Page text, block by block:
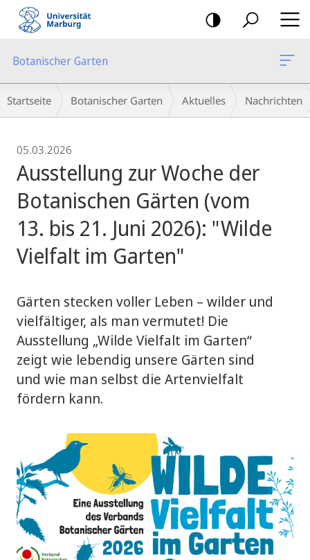
Mobile-
Navigation
Botanischer Garten
Breadcrumb-
Navigation
Startseite Botanischer Garten Aktuelles Nachrichten
05.03.2026
Ausstellung zur Woche der
Botanischen Gärten (vom
13. bis 21. Juni 2026): "Wilde
Vielfalt im Garten"
Gärten stecken voller Leben – wilder und
vielfältiger, als man vermutet! Die
Ausstellung „Wilde Vielfalt im Garten“
zeigt wie lebendig unsere Gärten sind
und wie man selbst die Artenvielfalt
fördern kann.